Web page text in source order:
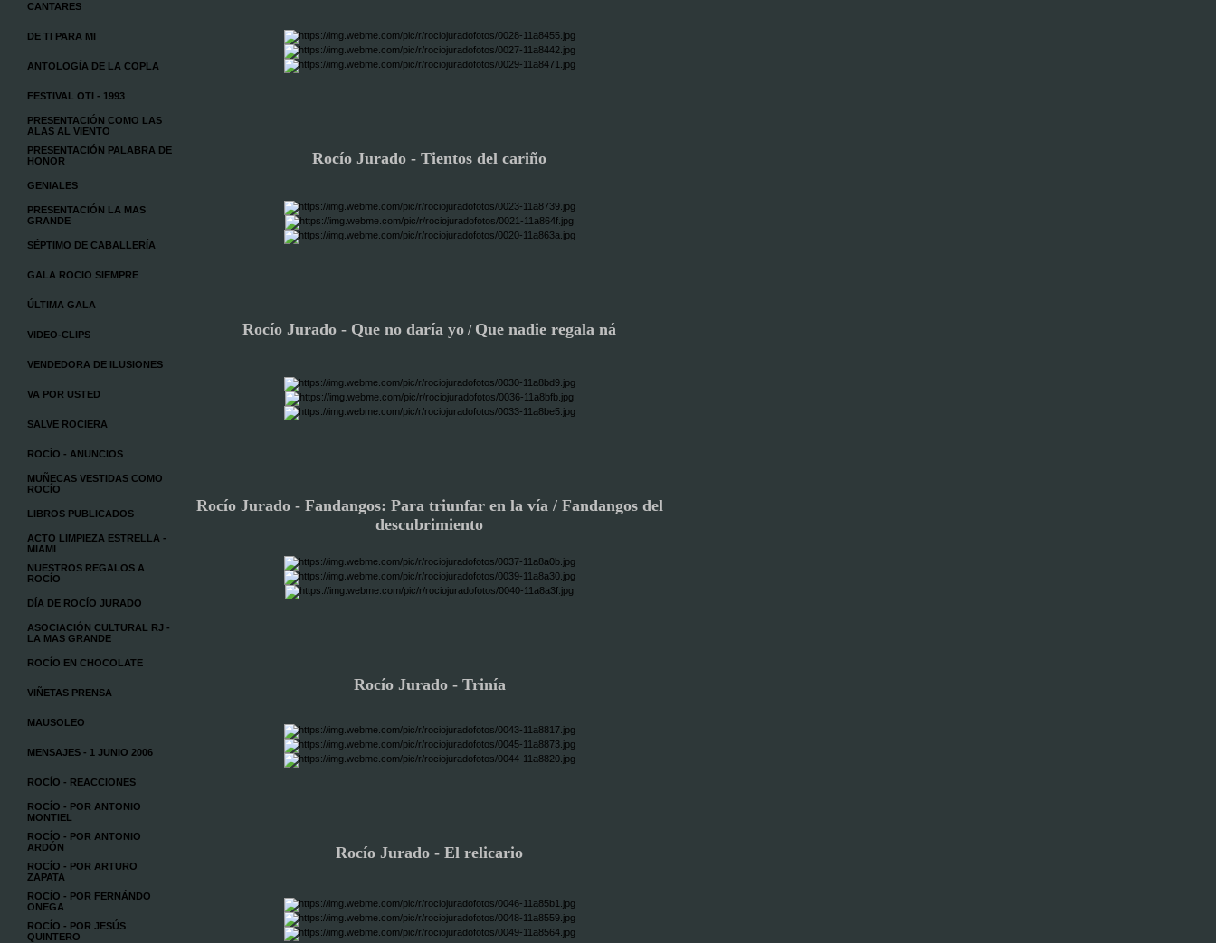
CANTARES
DE TI PARA MI
ANTOLOGÍA DE LA COPLA
FESTIVAL OTI - 1993
PRESENTACIÓN COMO LAS
ALAS AL VIENTO
PRESENTACIÓN PALABRA DE
HONOR
GENIALES
PRESENTACIÓN LA MAS
GRANDE
SÉPTIMO DE CABALLERÍA
GALA ROCIO SIEMPRE
ÚLTIMA GALA
VIDEO-CLIPS
VENDEDORA DE ILUSIONES
VA POR USTED
SALVE ROCIERA
ROCÍO - ANUNCIOS
MUÑECAS VESTIDAS COMO
ROCÍO
LIBROS PUBLICADOS
ACTO LIMPIEZA ESTRELLA -
MIAMI
NUESTROS REGALOS A
ROCÍO
DÍA DE ROCÍO JURADO
ASOCIACIÓN CULTURAL RJ -
LA MAS GRANDE
ROCÍO EN CHOCOLATE
VIÑETAS PRENSA
MAUSOLEO
MENSAJES - 1 JUNIO 2006
ROCÍO - REACCIONES
ROCÍO - POR ANTONIO
MONTIEL
ROCÍO - POR ANTONIO
ARDÓN
ROCÍO - POR ARTURO
ZAPATA
ROCÍO - POR FERNÁNDO
ONEGA
ROCÍO - POR JESÚS
QUINTERO
Rocío Jurado - Tientos del cariño
Rocío Jurado - Que no daría yo / Que nadie regala ná
Rocío Jurado - Fandangos: Para triunfar en la vía / Fandangos del
descubrimiento
Rocío Jurado - Trinía
Rocío Jurado - El relicario